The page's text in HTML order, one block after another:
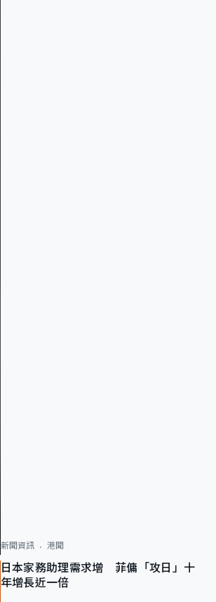
新聞資訊 港聞
日本家務助理需求增 菲傭「攻日」十
年增長近一倍